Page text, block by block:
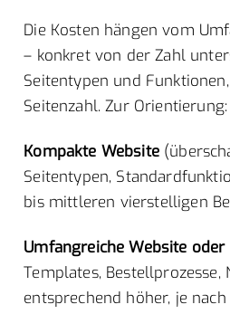
Die Kosten hängen vom
– konkret von der Zahl
Seitentypen und
Seitenzahl. Zur Orientierung:
Kompakte Website
Seitentypen,
bis mittleren vierstelligen
Umfangreiche Website oder
Templates, Bestellprozesse,
entsprechend höher, je